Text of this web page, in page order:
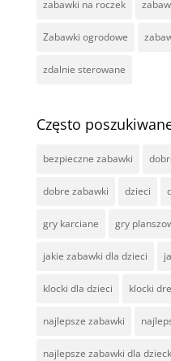
zabawki na roczek
Zabawki ogrodowe
zdalnie sterowane
Często
bezpieczne zabawki
dobre zabawki dzieci
gry karciane gry
jakie zabawki dla dzieci
klocki dla dzieci klocki
najlepsze zabawki
najlepsze zabawki dla